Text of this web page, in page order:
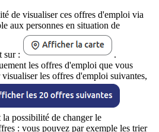
de visualiser ces offres d'emploi via
aux personnes en situation de
sur :
.
les offres d'emploi que vous
les offres d'emploi suivantes,
la possibilité de changer le
: vous pouvez par exemple les trier